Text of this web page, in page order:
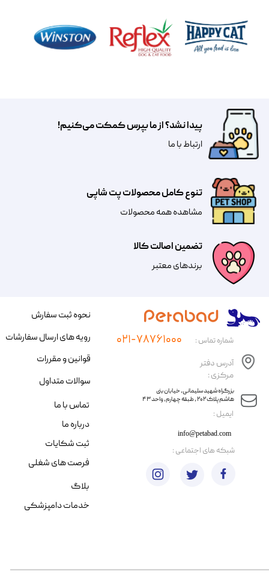
تضمین اصالت کالا
​​برندهای معتبر​​​​​​​
تنوع کامل محصولات پت شاپی
مشاهده همه محصولات
پیدا نشد؟ از ما بپرس کمکت می‌کنیم!
​​​ارتباط با ما
​ایمیل :
آدرس دفتر
مرکزی :
info@petabad.com
​​بزرگراه شهید سلیمانی، خیابان بنی
هاشم پلاک ۲۰۲ ، طبقه چهارم، واحد ۴۳
شماره تماس : ۰۲۱-۷۸۷۶۱۰۰۰
نحوه ثبت سفارش
رویه های ارسال سفارشات
قوانین و مقررات
سوالات متداول
تماس با ما
درباره ما
ثبت شکایات
فرصت های شغلی
​شبکه های اجتماعی :
بلاگ
خدمات دامپزشکی